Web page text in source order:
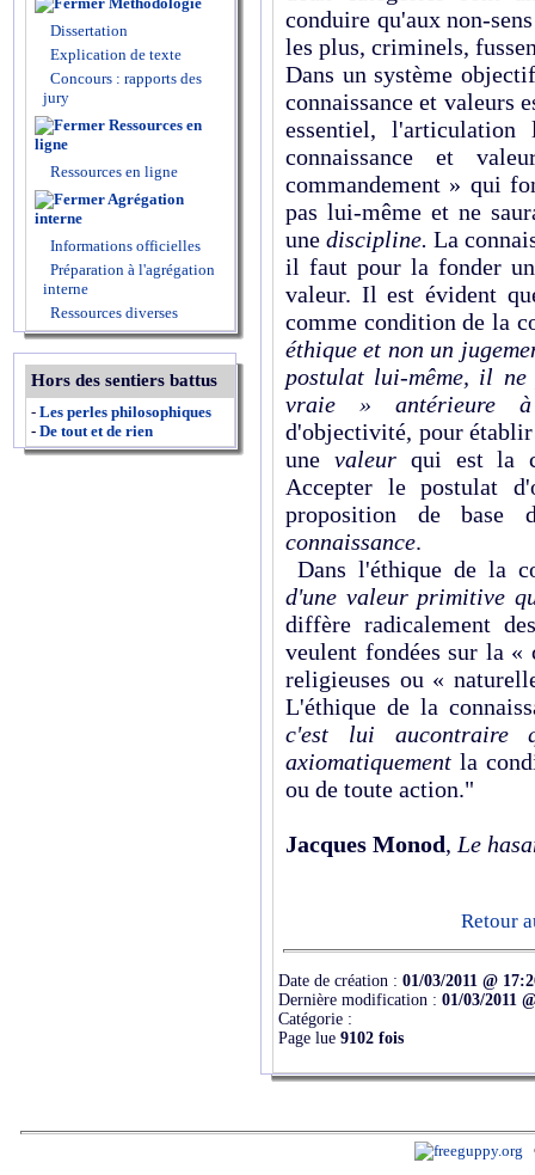
Dissertation
Explication de texte
Concours : rapports des
jury
Ressources en
ligne
Ressources en ligne
Agrégation
interne
Informations officielles
Préparation à l'agrégation
interne
Ressources diverses
Hors des sentiers battus
- Les perles philosophiques
- De tout et de rien
conduire qu'aux non-
les plus, criminels,
Dans un système
connaissance et valeurs
essentiel,
connaissance et
commandement » qui
pas lui-même et ne
unediscipline.La
il faut pour la fonder
valeur. Il est évident
comme condition de la
éthique et non un
postulat lui-même, il
vraie » antérieure
d'objectivité, pour
une valeur qui est la
Accepter le postulat
proposition de
connaissance.
Dans l'éthique de la
d'une valeur primitive
diffère radicalement
veulent fondées sur la «
religieuses ou «
L'éthique de la
c'est lui
axiomatiquement la
ou de toute action."
Jacques Monod, Le
Retour
Date de création : 01/03/2011 @
Dernière modification : 01/03/2011
Catégorie :
Page lue 9102 fois